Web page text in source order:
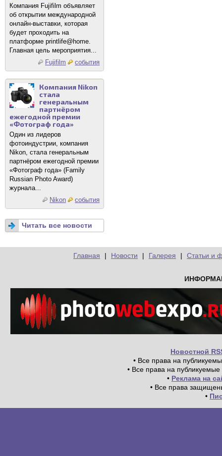
Компания Fujifilm объявляет
об открытии международной
онлайн-выставки, которая
будет проходить на
платформе printlife@home.
Главная цель мероприятия...
Fujifilm
события
Компания Nikon
стала
генеральным
партнёром
ежегодной премии
«Фотограф года»
Один из лидеров
фотоиндустрии, компания
Nikon, стала генеральным
партнёром ежегодной премии
«Фотограф года» (Family
Russian Photo Award)
журнала...
Nikon
события
Читать все новости
Главная | Новости | Галерея | Статьи и
Новостной
• Все права на
• Все права на
• Реклама на
• Все права
•